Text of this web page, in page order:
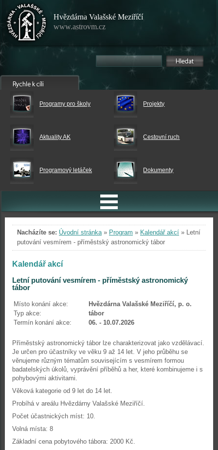
Hvězdárna Valašské Meziříčí
www.astrovm.cz
Programy pro školy Projekty
Aktuality AK Cestovní ruch
Programový letáček Dokumenty
Nacházíte se: Úvodní stránka» Program » Kalendář akcí » Letní
putování vesmírem - příměstský astronomický tábor
Kalendář akcí
Letní putování vesmírem - příměstský astronomický
tábor
Místo konání akce:
Hvězdárna Valašské Meziříčí, p. o.
Typ akce:
tábor
Termín konání akce:
06. - 10.07.2026
Příměstský astronomický tábor lze charakterizovat jako vzdělávací.
Je určen pro účastníky ve věku 9 až 14 let. V jeho průběhu se
věnujeme různým tématům souvisejícím s vesmírem formou
badatelských úkolů, vyprávění příběhů a her, které kombinujeme i s
pohybovými aktivitami.
Věková kategorie od 9 let do 14 let.
Probíhá v areálu Hvězdárny Valašské Meziříčí.
Počet účastnických míst: 10.
Volná místa: 8
Základní cena pobytového tábora: 2000 Kč.